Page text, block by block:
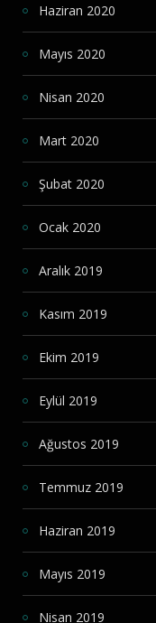
Haziran 2020
Mayıs 2020
Nisan 2020
Mart 2020
Şubat 2020
Ocak 2020
Aralık 2019
Kasım 2019
Ekim 2019
Eylül 2019
Ağustos 2019
Temmuz 2019
Haziran 2019
Mayıs 2019
Nisan 2019